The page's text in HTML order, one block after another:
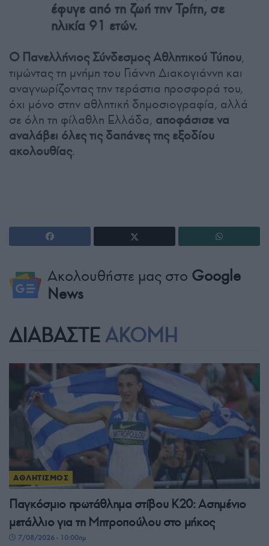
έφυγε από τη ζωή την Τρίτη, σε
ηλικία 91 ετών.
Ο Πανελλήνιος Σύνδεσμος Αθλητικού Τύπου,
τιμώντας τη μνήμη του Γιάννη Διακογιάννη και
αναγνωρίζοντας την τεράστια προσφορά του,
όχι μόνο στην αθλητική δημοσιογραφία, αλλά
σε όλη τη φίλαθλη Ελλάδα, αποφάσισε να
αναλάβει όλες τις δαπάνες της εξοδίου
ακολουθίας.
Ακολουθήστε μας στο Google
News
ΔΙΑΒΑΣΤΕ ΑΚΟΜΗ
ΑΘΛΗΤΙΣΜΟΣ
Παγκόσμιο πρωτάθλημα στίβου Κ20: Ασημένιο
μετάλλιο για τη Μητροπούλου στο μήκος
7/08/2026 - 10:00πμ